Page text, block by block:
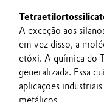
A exceção aos
em vez disso, a
etóxi. A química do
generalizada. Essa
aplicações